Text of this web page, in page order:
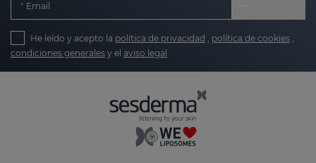
Email
He leído y acepto la política de privacidad , política de cookies ,
condiciones generales y el aviso legal